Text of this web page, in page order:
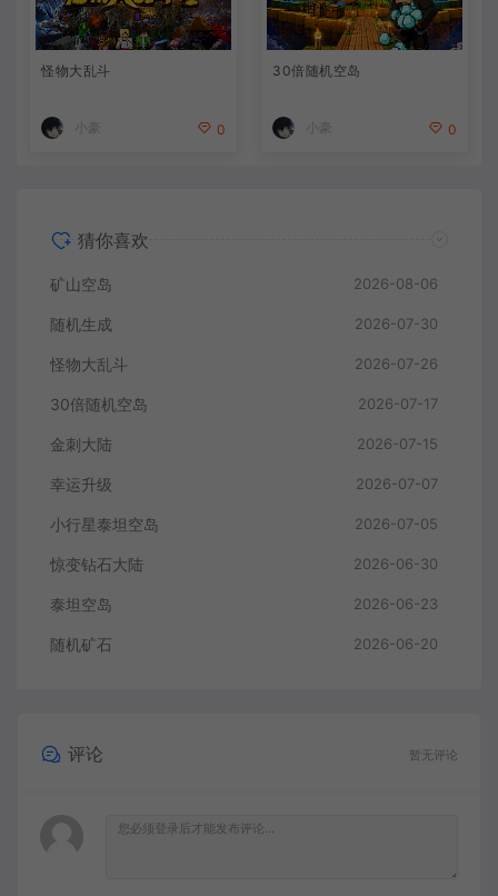
怪物大乱斗
小豪 0
30倍随机空岛
小豪 0
猜你喜欢
矿山空岛 2026-08-06
随机生成 2026-07-30
怪物大乱斗 2026-07-26
30倍随机空岛 2026-07-17
金刺大陆 2026-07-15
幸运升级 2026-07-07
小行星泰坦空岛 2026-07-05
惊变钻石大陆 2026-06-30
泰坦空岛 2026-06-23
随机矿石 2026-06-20
评论 暂无评论